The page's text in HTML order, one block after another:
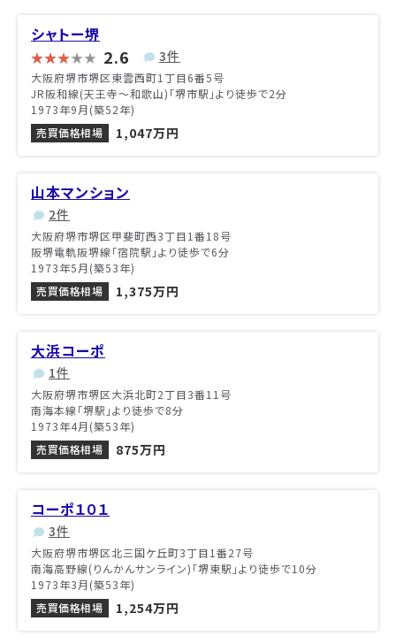
シャトー堺
2.6 3件
大阪府堺市堺区東雲西町1丁目6番5号
JR阪和線(天王寺～和歌山)「堺市駅」より徒歩で2分
1973年9月(築52年)
売買価格相場
1,047万円
山本マンション
2件
大阪府堺市堺区甲斐町西3丁目1番18号
阪堺電軌阪堺線「宿院駅」より徒歩で6分
1973年5月(築53年)
売買価格相場
1,375万円
大浜コーポ
1件
大阪府堺市堺区大浜北町2丁目3番11号
南海本線「堺駅」より徒歩で8分
1973年4月(築53年)
売買価格相場
875万円
コーポ１０１
3件
大阪府堺市堺区北三国ケ丘町3丁目1番27号
南海高野線(りんかんサンライン)「堺東駅」より徒歩で10分
1973年3月(築53年)
売買価格相場
1,254万円